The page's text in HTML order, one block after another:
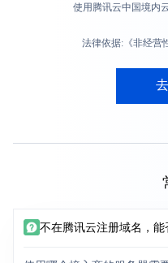
使用腾讯云中国境内
法律依据:《非经营
不在腾讯云注册域名，能